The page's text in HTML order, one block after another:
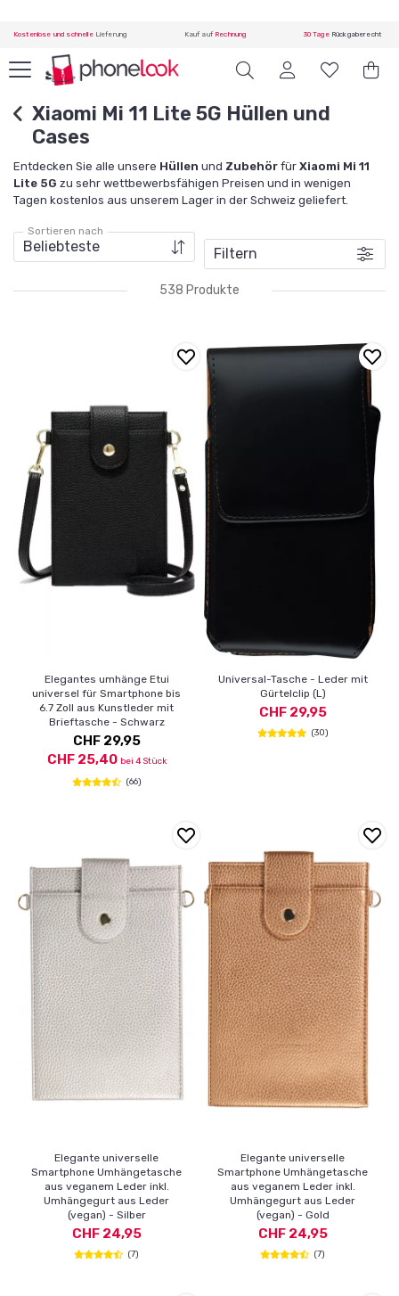
Kostenlose und schnelleLieferung Kauf auf Rechnung 30 TageRückgaberecht
Xiaomi Mi 11 Lite 5G Hüllen und
Cases
Entdecken Sie alle unsere Hüllen und Zubehör für Xiaomi Mi 11
Lite 5G zu sehr wettbewerbsfähigen Preisen und in wenigen
Tagen kostenlos aus unserem Lager in der Schweiz geliefert.
Sortieren nach
Filtern
538 Produkte
Elegantes umhänge Etui
universel für Smartphone bis
6.7 Zoll aus Kunstleder mit
Brieftasche - Schwarz
CHF 29,95
CHF 25,40 bei 4 Stück
(66)
Universal-Tasche - Leder mit
Gürtelclip (L)
CHF 29,95
(30)
Elegante universelle
Smartphone Umhängetasche
aus veganem Leder inkl.
Umhängegurt aus Leder
(vegan) - Silber
CHF 24,95
(7)
Elegante universelle
Smartphone Umhängetasche
aus veganem Leder inkl.
Umhängegurt aus Leder
(vegan) - Gold
CHF 24,95
(7)